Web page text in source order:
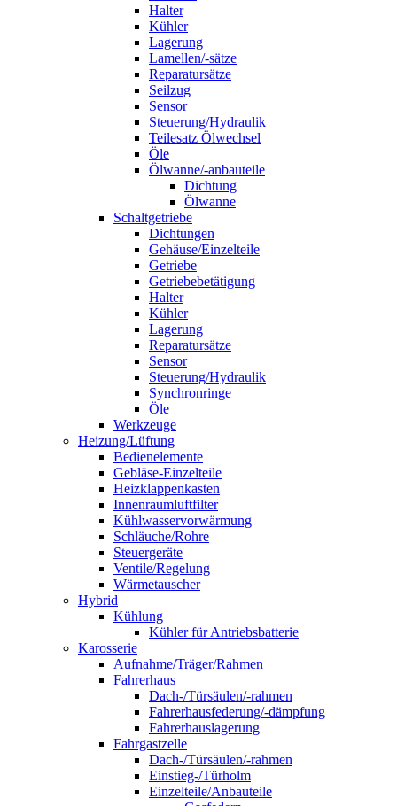
Halter
Kühler
Lagerung
Lamellen/-sätze
Reparatursätze
Seilzug
Sensor
Steuerung/Hydraulik
Teilesatz Ölwechsel
Öle
Ölwanne/-anbauteile
Dichtung
Ölwanne
Schaltgetriebe
Dichtungen
Gehäuse/Einzelteile
Getriebe
Getriebebetätigung
Halter
Kühler
Lagerung
Reparatursätze
Sensor
Steuerung/Hydraulik
Synchronringe
Öle
Werkzeuge
Heizung/Lüftung
Bedienelemente
Gebläse-Einzelteile
Heizklappenkasten
Innenraumluftfilter
Kühlwasservorwärmung
Schläuche/Rohre
Steuergeräte
Ventile/Regelung
Wärmetauscher
Hybrid
Kühlung
Kühler für Antriebsbatterie
Karosserie
Aufnahme/Träger/Rahmen
Fahrerhaus
Dach-/Türsäulen/-rahmen
Fahrerhausfederung/-dämpfung
Fahrerhauslagerung
Fahrgastzelle
Dach-/Türsäulen/-rahmen
Einstieg-/Türholm
Einzelteile/Anbauteile